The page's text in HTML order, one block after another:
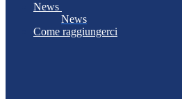
News
News
Come raggiungerci